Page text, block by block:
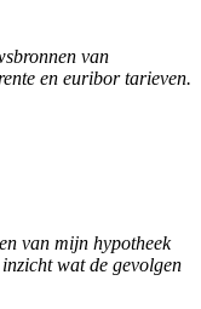
van
en euribor tarieven.
van mijn hypotheek
wat de gevolgen